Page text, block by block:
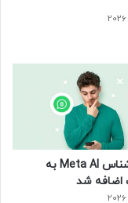
حالت ناشناس Meta AI به
اضافه شد